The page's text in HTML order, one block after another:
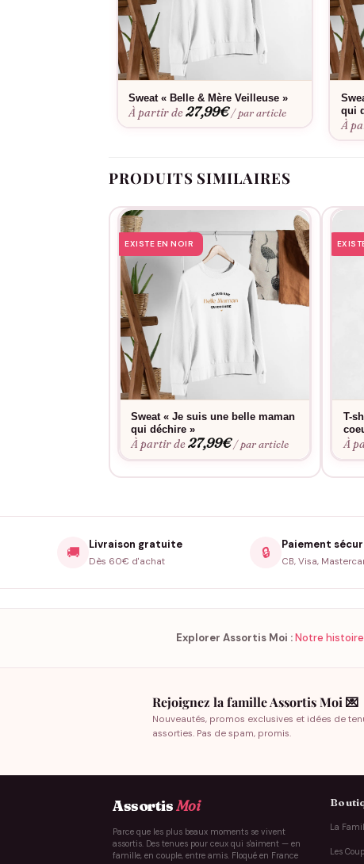
Sweat « Belle & Mère Veilleuse »
À partir de27,99€ / par article
qui
À
PRODUITS SIMILAIRES
EXISTE EN NOIR
Sweat « Je suis une belle maman
qui déchire »
À partir de27,99€ / par article
T-
À
🚚 Livraison gratuite
Dès 60€ d'achat
🔒 Paiement
CB, Visa,
Explorer Assortis Moi :Notre histoire
Rejoignez la famille Assortis Moi 💌
Nouveautés, promos exclusives et idées de
assorties. Pas de spam, promis.
AssortisMoi
Parce que les plus beaux moments se vivent
assortis. Des tenues pour ceux qui s'aiment — en
famille, en couple, entre amis. Floqué en France
La
Les